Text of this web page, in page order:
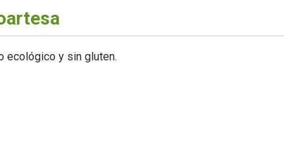
ecológico y sin gluten.